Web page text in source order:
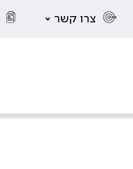
צרו קשר